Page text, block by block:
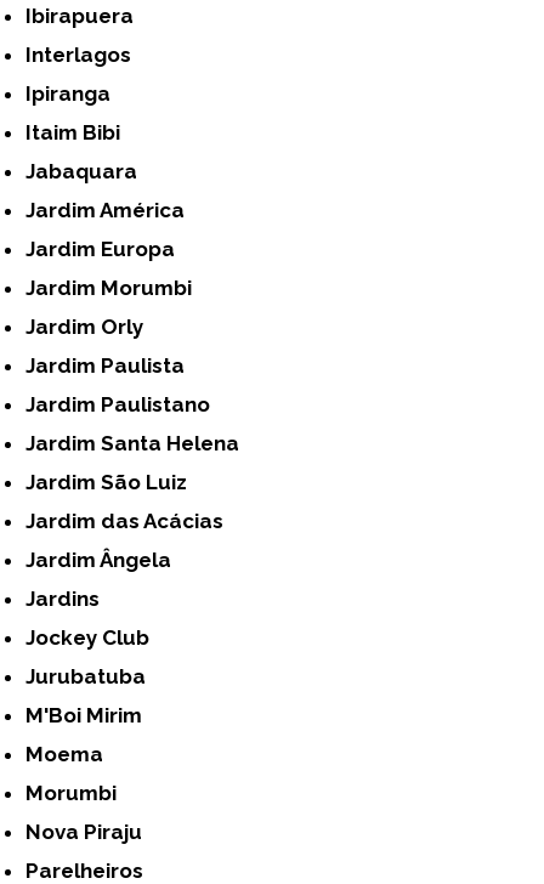
Ibirapuera
Interlagos
Ipiranga
Itaim Bibi
Jabaquara
Jardim América
Jardim Europa
Jardim Morumbi
Jardim Orly
Jardim Paulista
Jardim Paulistano
Jardim Santa Helena
Jardim São Luiz
Jardim das Acácias
Jardim Ângela
Jardins
Jockey Club
Jurubatuba
M'Boi Mirim
Moema
Morumbi
Nova Piraju
Parelheiros